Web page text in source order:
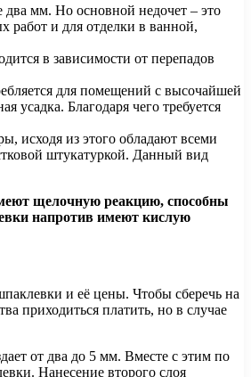
два мм. Но основной недочет – это
работ и для отделки в ванной,
в зависимости от перепадов
для помещений с высочайшей
усадка. Благодаря чего требуется
исходя из этого обладают всеми
штукатуркой. Данный вид
щелочную реакцию, способны
напротив имеют кислую
и её цены. Чтобы сберечь на
приходиться платить, но в случае
от два до 5 мм. Вместе с этим по
Нанесение второго слоя